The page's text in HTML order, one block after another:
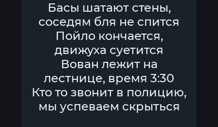
Басы шатают стены,
соседям бля не спится
Пойло кончается,
движуха суетится
Вован лежит на
лестнице, время 3:30
Кто то звонит в полицию,
мы успеваем скрыться